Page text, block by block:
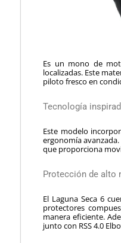
Es un mono de
localizadas. Este
piloto fresco en
Tecnología
Este modelo
ergonomía
que proporciona
Protección de alto
El Laguna Seca 6
protectores
manera eficiente.
junto con RSS 4.0